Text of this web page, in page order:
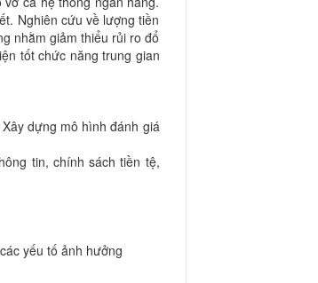
Nghiên cứu về lượng tiền
nhằm giảm thiểu rủi ro đổ
tốt chức năng trung gian
dựng mô hình đánh giá
tin, chính sách tiền tệ,
yếu tố ảnh hưởng